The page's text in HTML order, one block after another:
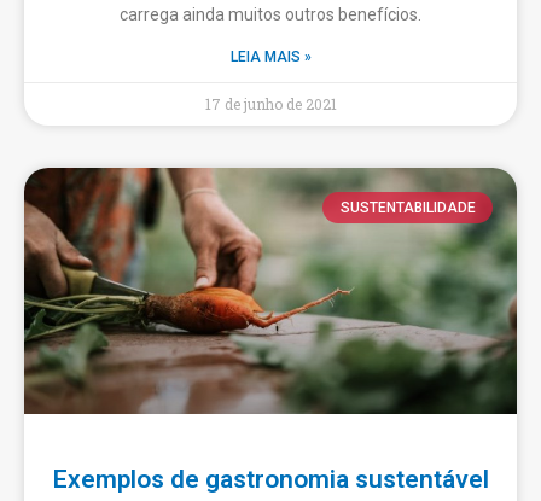
carrega ainda muitos outros benefícios.
LEIA MAIS »
17 de junho de 2021
SUSTENTABILIDADE
Exemplos de gastronomia sustentável